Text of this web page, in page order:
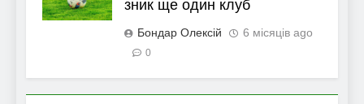
зник ще один клуб
Бондар Олексій 6 місяців ago
0